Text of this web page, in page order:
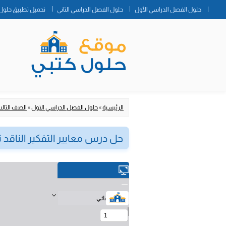
حلول الفصل الدراسي الأول حلول الفصل الدراسي الثاني تحميل تطبيق
الرئيسية»حلول الفصل الدراسي الاول» الصف
حل درس معايير التفكير